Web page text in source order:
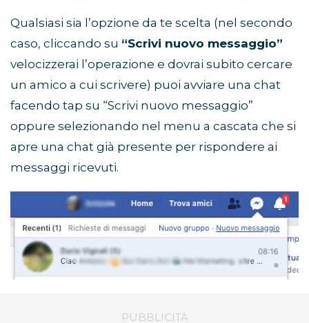
Qualsiasi sia l’opzione da te scelta (nel secondo
caso, cliccando su “Scrivi nuovo messaggio”
velocizzerai l’operazione e dovrai subito cercare
un amico a cui scrivere) puoi avviare una chat
facendo tap su “Scrivi nuovo messaggio”
oppure selezionando nel menu a cascata che si
apre una chat già presente per rispondere ai
messaggi ricevuti.